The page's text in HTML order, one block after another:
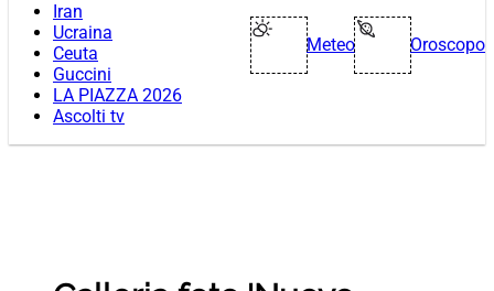
Iran
Ucraina
Ceuta
Guccini
LA PIAZZA 2026
Ascolti tv
Meteo Oroscopo